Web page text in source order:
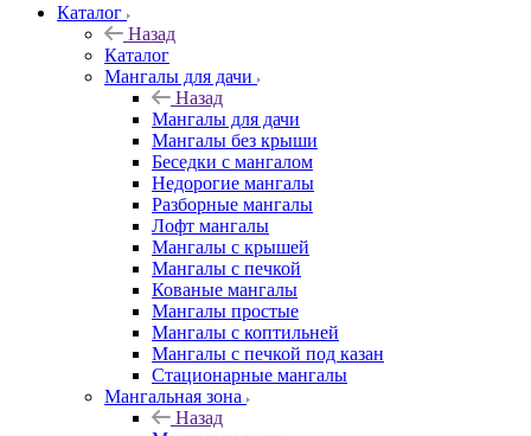
Каталог
Назад
Каталог
Мангалы для дачи
Назад
Мангалы для дачи
Мангалы без крыши
Беседки с мангалом
Недорогие мангалы
Разборные мангалы
Лофт мангалы
Мангалы с крышей
Мангалы с печкой
Кованые мангалы
Мангалы простые
Мангалы с коптильней
Мангалы с печкой под казан
Стационарные мангалы
Мангальная зона
Назад